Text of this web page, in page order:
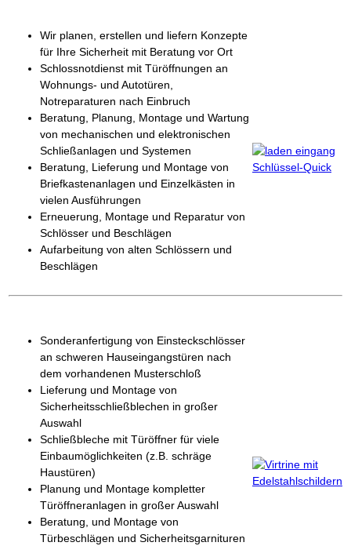
Wir planen, erstellen und liefern Konzepte
für Ihre Sicherheit mit Beratung vor Ort
Schlossnotdienst mit Türöffnungen an
Wohnungs- und Autotüren,
Notreparaturen nach Einbruch
Beratung, Planung, Montage und Wartung
von mechanischen und elektronischen
Schließanlagen und Systemen
Beratung, Lieferung und Montage von
Briefkastenanlagen und Einzelkästen in
vielen Ausführungen
Erneuerung, Montage und Reparatur von
Schlösser und Beschlägen
Aufarbeitung von alten Schlössern und
Beschlägen
Sonderanfertigung von Einsteckschlösser
an schweren Hauseingangstüren nach
dem vorhandenen Musterschloß
Lieferung und Montage von
Sicherheitsschließblechen in großer
Auswahl
Schließbleche mit Türöffner für viele
Einbaumöglichkeiten (z.B. schräge
Haustüren)
Planung und Montage kompletter
Türöffneranlagen in großer Auswahl
Beratung, und Montage von
Türbeschlägen und Sicherheitsgarnituren